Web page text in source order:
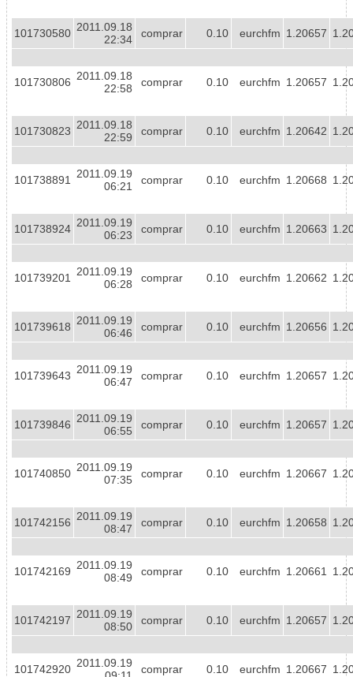
101730580 2011.09.18
22:34
comprar 0.10 eurchfm 1.20657
101730806 2011.09.18
22:58
comprar 0.10 eurchfm 1.20657
101730823 2011.09.18
22:59
comprar 0.10 eurchfm 1.20642
101738891
2011.09.19
06:21
comprar 0.10 eurchfm 1.20668
101738924 2011.09.19
06:23
comprar 0.10 eurchfm 1.20663
101739201
2011.09.19
06:28
comprar 0.10 eurchfm 1.20662
101739618 2011.09.19
06:46
comprar 0.10 eurchfm 1.20656
101739643 2011.09.19
06:47
comprar 0.10 eurchfm 1.20657
101739846 2011.09.19
06:55
comprar 0.10 eurchfm 1.20657
101740850 2011.09.19
07:35
comprar 0.10 eurchfm 1.20667
101742156 2011.09.19
08:47
comprar 0.10 eurchfm 1.20658
101742169 2011.09.19
08:49
comprar 0.10 eurchfm 1.20661
101742197 2011.09.19
08:50
comprar 0.10 eurchfm 1.20657
101742920 2011.09.19
comprar 0.10 eurchfm 1.20667